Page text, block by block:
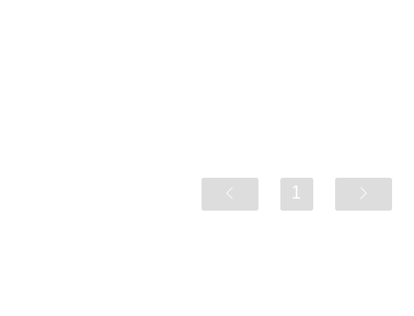
1